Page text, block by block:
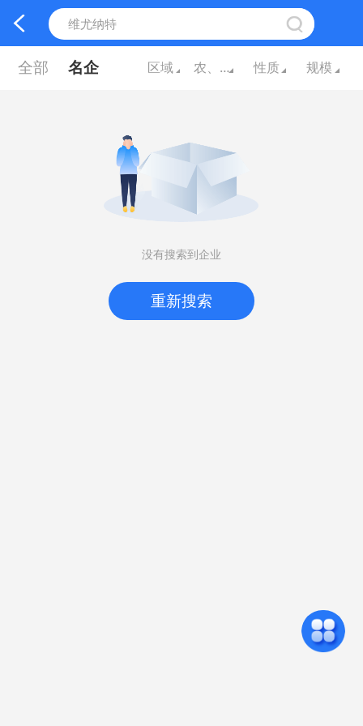
全部 名企 区域 农、林、牧、 性质 规模
没有搜索到企业
重新搜索